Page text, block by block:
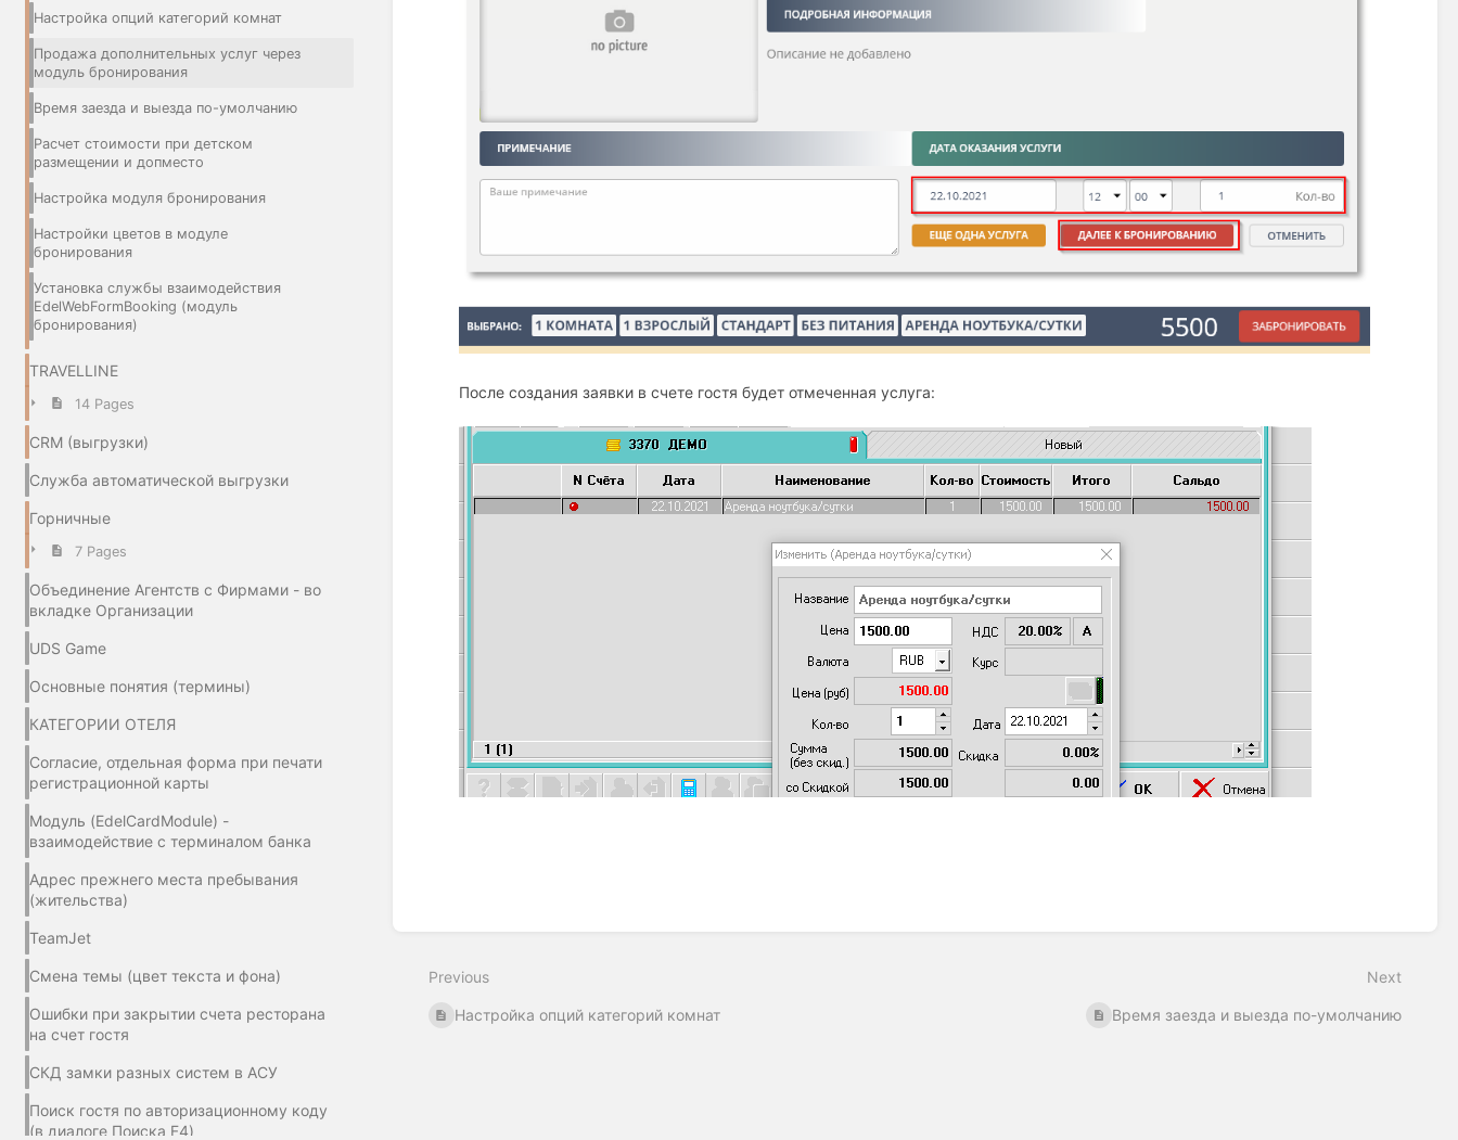
Настройка опций категорий комнат
Продажа дополнительных услуг через
модуль бронирования
Время заезда и выезда по-умолчанию
Расчет стоимости при детском
размещении и допместо
Настройка модуля бронирования
Настройки цветов в модуле
бронирования
Установка службы взаимодействия
EdelWebFormBooking (модуль
бронирования)
TRAVELLINE
14 Pages
CRM (выгрузки)
Служба автоматической выгрузки
Горничные
7 Pages
Объединение Агентств с Фирмами - во
вкладке Организации
UDS Game
Основные понятия (термины)
КАТЕГОРИИ ОТЕЛЯ
Согласие, отдельная форма при печати
регистрационной карты
Модуль (EdelCardModule) -
взаимодействие с терминалом банка
Адрес прежнего места пребывания
(жительства)
TeamJet
Смена темы (цвет текста и фона)
Ошибки при закрытии счета ресторана
на счет гостя
СКД замки разных систем в АСУ
Поиск гостя по авторизационному коду
(в диалоге Поиска F4)
После создания заявки в счете гостя будет отмеченная услуга:
mode
Previous
Настройка опций категорий комнат
Next
Время заезда и выезда по-умолчанию